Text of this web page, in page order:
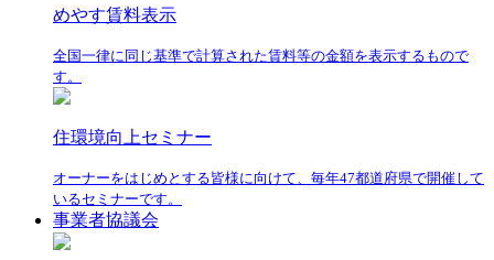
めやす賃料表示
全国一律に同じ基準で計算された賃料等の金額を表示するもので
す。
住環境向上セミナー
オーナーをはじめとする皆様に向けて、毎年47都道府県で開催して
いるセミナーです。
事業者協議会